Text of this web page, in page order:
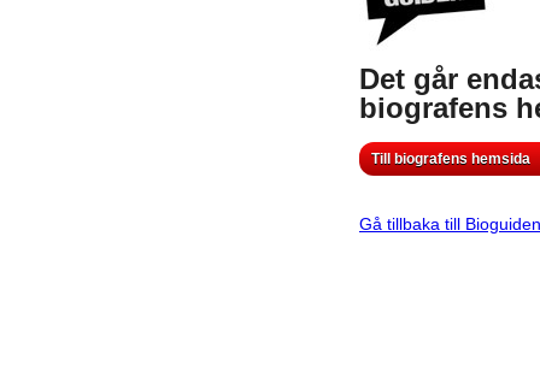
Det går
biografens
Till biografens hemsida
Gå tillbaka till Bioguiden